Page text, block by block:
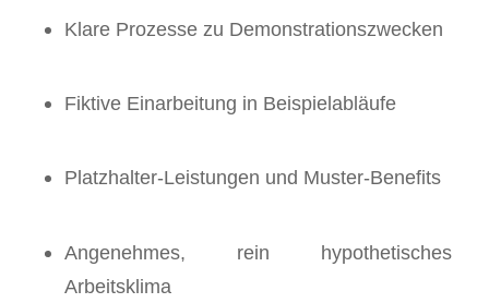
Klare Prozesse zu Demonstrationszwecken
Fiktive Einarbeitung in Beispielabläufe
Platzhalter-Leistungen und Muster-Benefits
Angenehmes, rein hypothetisches
Arbeitsklima